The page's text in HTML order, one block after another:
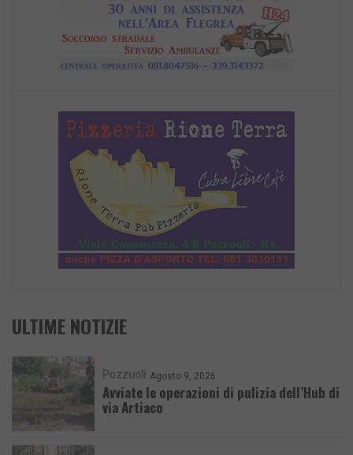
ULTIME NOTIZIE
Pozzuoli Agosto 9, 2026
Avviate le operazioni di pulizia dell’Hub di
via Artiaco